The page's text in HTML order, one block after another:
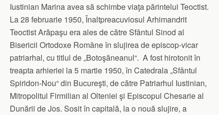
Iusti­nian Marina avea să schim­be viaţa părintelui Teoc­tist.
La 28 februarie 1950, Înaltpreacu­viosul Arhiman­drit
Teoctist Ară­paşu era ales de către Sfân­tul Sinod al
Bisericii Ortodoxe Române în slujirea de episcop-vicar
patriarhal, cu titlul de „Botoşăneanul“. A fost hirotonit în
treapta arhieriei la 5 martie 1950, în Catedrala „Sfântul
Spiridon-Nou“ din Bu­cureşti, de către Patriarhul Ius­tinian,
Mitropolitul Firmi­lian al Olteniei şi Episcopul Che­sarie al
Dunării de Jos. So­sit în capitală, la o nouă slujire, a